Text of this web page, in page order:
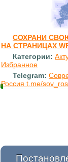
СОХРАНИ
НА СТРАНИЦАХ
Категории:
Избранное
Telegram:
Россия t.me/sov_ros